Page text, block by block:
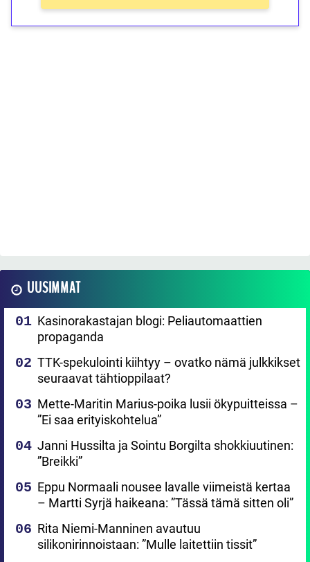
UUSIMMAT
Kasinorakastajan blogi: Peliautomaattien
propaganda
TTK-spekulointi kiihtyy – ovatko nämä julkkikset
seuraavat tähtioppilaat?
Mette-Maritin Marius-poika lusii ökypuitteissa –
”Ei saa erityiskohtelua”
Janni Hussilta ja Sointu Borgilta shokkiuutinen:
”Breikki”
Eppu Normaali nousee lavalle viimeistä kertaa
– Martti Syrjä haikeana: ”Tässä tämä sitten oli”
Rita Niemi-Manninen avautuu
silikonirinnoistaan: ”Mulle laitettiin tissit”